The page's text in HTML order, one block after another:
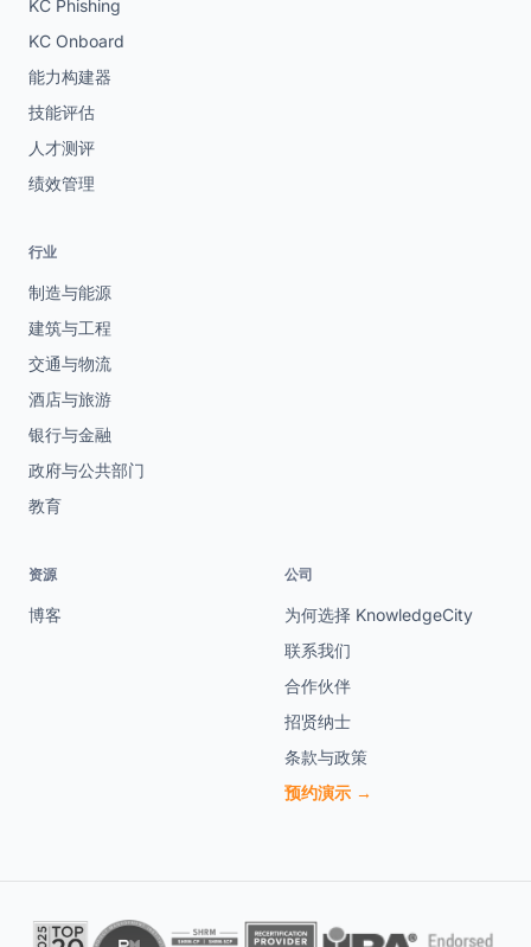
KC Phishing
KC Onboard
能力构建器
技能评估
人才测评
绩效管理
行业
制造与能源
建筑与工程
交通与物流
酒店与旅游
银行与金融
政府与公共部门
教育
资源
博客
公司
为何选择 KnowledgeCity
联系我们
合作伙伴
招贤纳士
条款与政策
预约演示 →